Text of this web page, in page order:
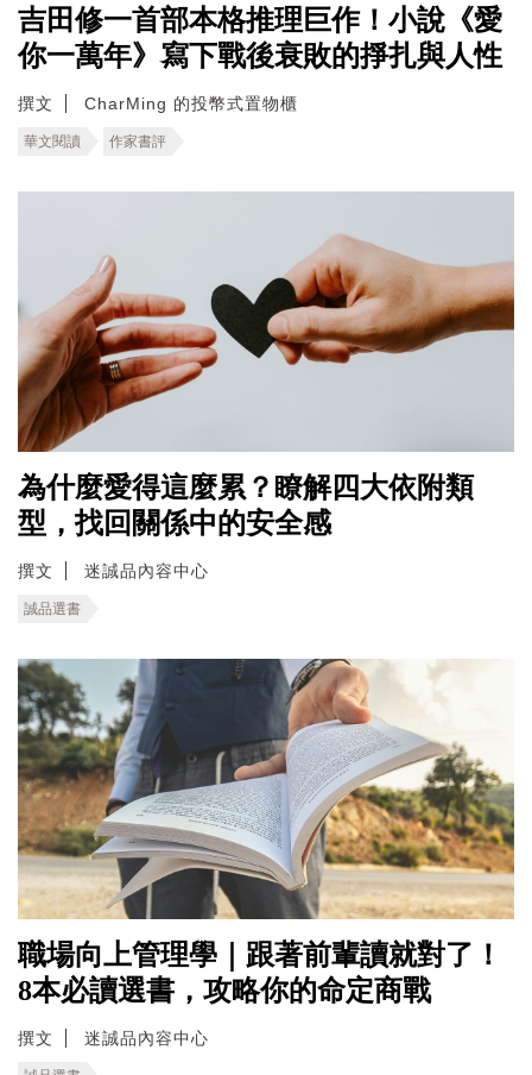
吉田修一首部本格推理巨作！小說《愛
你一萬年》寫下戰後衰敗的掙扎與人性
撰文 CharMing 的投幣式置物櫃
華文閱讀 作家書評
為什麼愛得這麼累？瞭解四大依附類
型，找回關係中的安全感
撰文 迷誠品內容中心
誠品選書
職場向上管理學｜跟著前輩讀就對了！
8本必讀選書，攻略你的命定商戰
撰文 迷誠品內容中心